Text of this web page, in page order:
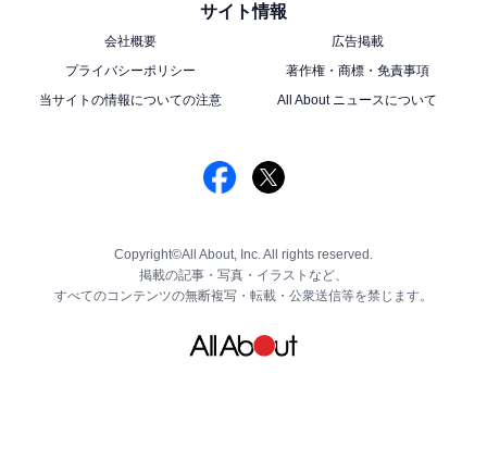
サイト情報
会社概要
広告掲載
プライバシーポリシー
著作権・商標・免責事項
当サイトの情報についての注意
All About ニュースについて
Copyright©All About, Inc. All rights reserved.
掲載の記事・写真・イラストなど、
すべてのコンテンツの無断複写・転載・公衆送信等を禁じます。